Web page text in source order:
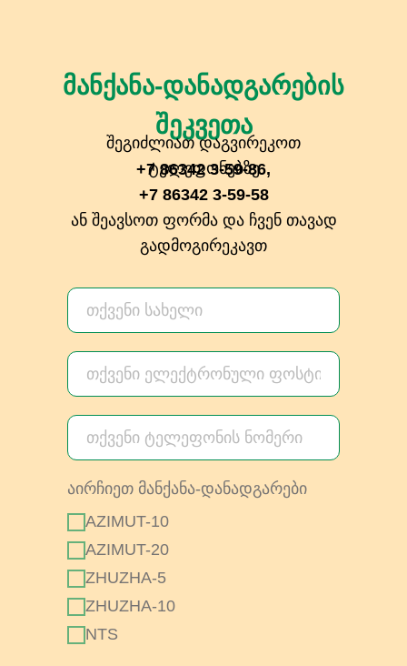
მანქანა-დანადგარების
შეკვეთა
შეგიძლიათ დაგვირეკოთ
ტელეფონებზე
აირჩიეთ მანქანა-დანადგარები
AZIMUT-10
AZIMUT-20
ZHUZHA-5
ZHUZHA-10
NTS
+7 86342 3-59-86,
+7 86342 3-59-58
ან შეავსოთ ფორმა და ჩვენ თავად
გადმოგირეკავთ